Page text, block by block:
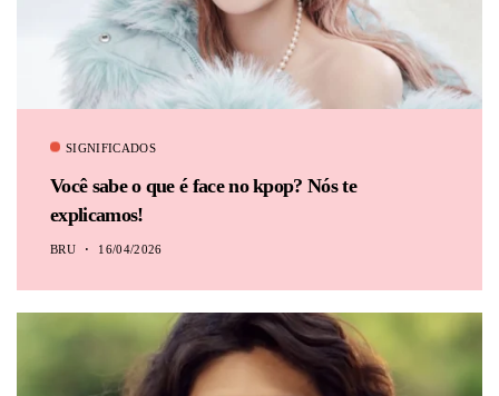
SIGNIFICADOS
Você sabe o que é face no kpop? Nós te
explicamos!
BRU 16/04/2026